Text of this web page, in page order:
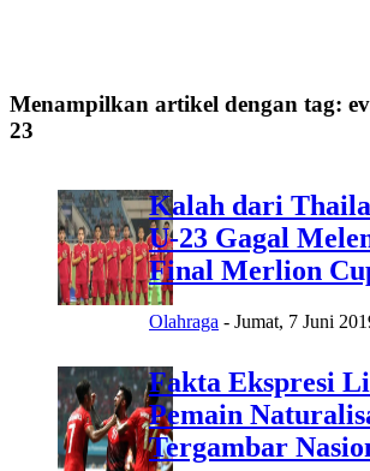
Menampilkan artikel dengan tag:
23
Kalah dari
U-23 Gagal
Final Merlion
Olahraga - Jumat, 7 Juni
Fakta Ekspresi
Pemain
Tergambar